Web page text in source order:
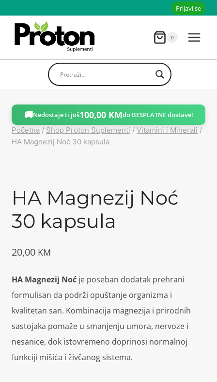
sadržaja
Prijavi se
0
🚚Nedostaje ti još100,00 KMdo BESPLATNE dostave!
Početna / Shop Proton Suplementi / Vitamini i Minerali /
HA Magnezij Noć 30 kapsula
HA Magnezij Noć
30 kapsula
20,00 KM
HA Magnezij Noć je poseban dodatak prehrani
formulisan da podrži opuštanje organizma i
kvalitetan san. Kombinacija magnezija i prirodnih
sastojaka pomaže u smanjenju umora, nervoze i
nesanice, dok istovremeno doprinosi normalnoj
funkciji mišića i živčanog sistema.